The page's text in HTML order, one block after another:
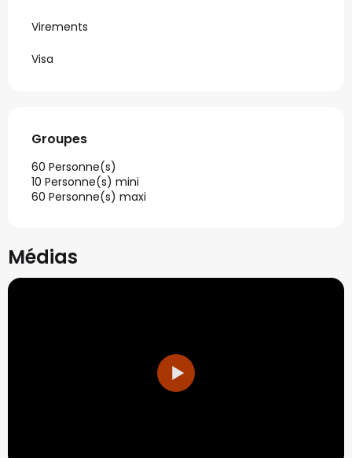
Virements
Visa
Groupes
Groupes
60 Personne(s)
10 Personne(s) mini
60 Personne(s) maxi
Médias